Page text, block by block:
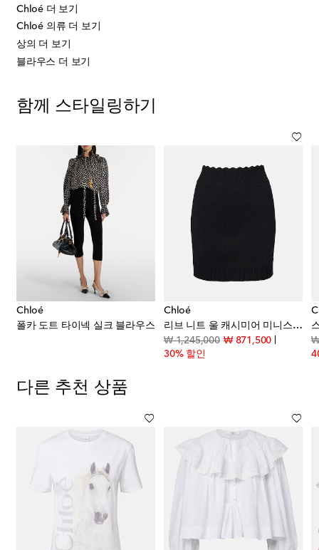
Chloé 더 보기
Chloé 의류 더 보기
상의 더 보기
블라우스 더 보기
함께 스타일링하기
Chloé
폴카 도트 타이넥 실크 블라우스
Chloé
리브 니트 울 캐시미어 미니스커트
₩ 1,245,000original price
₩ 871,500discount
30% 할인
₩
다른 추천 상품